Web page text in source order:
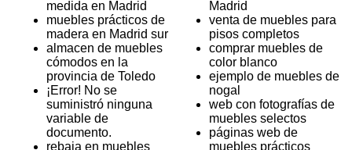
medida en Madrid
muebles prácticos de
madera en Madrid sur
almacen de muebles
cómodos en la
provincia de Toledo
¡Error! No se
suministró ninguna
variable de
documento.
rebaja en muebles
Madrid
venta de muebles para
pisos completos
comprar muebles de
color blanco
ejemplo de muebles de
nogal
web con fotografías de
muebles selectos
páginas web de
muebles prácticos